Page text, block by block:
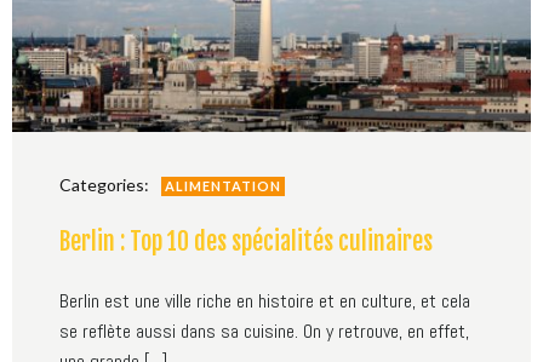
Categories: ALIMENTATION
Berlin : Top 10 des spécialités culinaires
Berlin est une ville riche en histoire et en culture, et cela
se reflète aussi dans sa cuisine. On y retrouve, en effet,